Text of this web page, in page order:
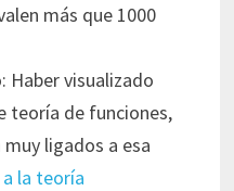
más que 1000
Haber visualizado
teoría de funciones,
ligados a esa
a la teoría